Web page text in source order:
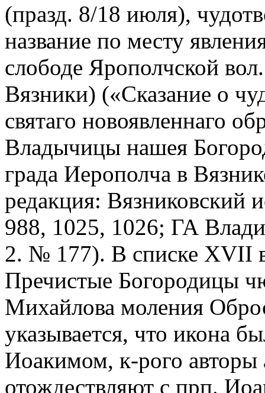
(празд. 8/18 июля),
название по месту
слободе Ярополчской
Вязники) («Сказание о
святаго новоявленнаго
Владычицы нашея
града Иерополча в
редакция: Вязниковский
988, 1025, 1026; ГА
2. № 177). В списке XVII
Пречистые Богородицы
Михайлова моления
указывается, что икона
Иоакимом, к-рого авторы
отождествляют с прп.